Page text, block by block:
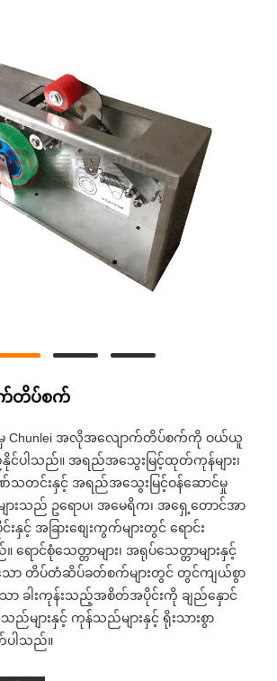
တိပ်စက်
Chunlei အလိုအလျောက်တိပ်စက်ကို ဝယ်ယူ
င်ပါသည်။ အရည်အသွေးမြင့်ထုတ်ကုန်များ၊
သတင်းနှင့် အရည်အသွေးမြင့်ဝန်ဆောင်မှု
ျားသည် ဥရောပ၊ အမေရိက၊ အရှေ့တောင်အာ
င့် အခြားစျေးကွက်များတွင် ရောင်း
ရောင်စုံသေတ္တာများ၊ အရုပ်သေတ္တာများနှင့်
သော တိပ်တံဆိပ်ခတ်စက်များတွင် တွင်ကျယ်စွာ
ာ ခါးကုန်းသည့်အစိတ်အပိုင်းကို ချည်နှောင်
ျားနှင့် ကုန်သည်များနှင့် ရိုးသားစွာ
ပါသည်။